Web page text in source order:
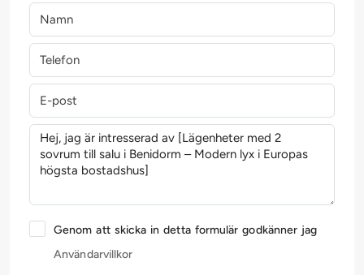
Genom att skicka in detta formulär godkänner jag
Användarvillkor